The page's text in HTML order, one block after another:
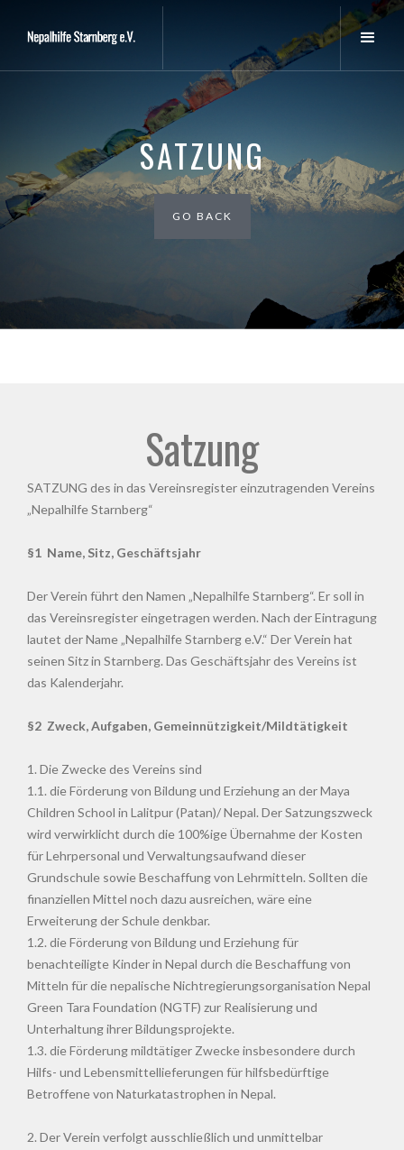
SATZUNG
GO BACK
Satzung
SATZUNG des in das Vereinsregister einzutragenden Vereins
„Nepalhilfe Starnberg“
§1 Name, Sitz, Geschäftsjahr
Der Verein führt den Namen „Nepalhilfe Starnberg“. Er soll in
das Vereinsregister eingetragen werden. Nach der Eintragung
lautet der Name „Nepalhilfe Starnberg e.V.“ Der Verein hat
seinen Sitz in Starnberg. Das Geschäftsjahr des Vereins ist
das Kalenderjahr.
§2 Zweck, Aufgaben, Gemeinnützigkeit/Mildtätigkeit
1. Die Zwecke des Vereins sind
1.1. die Förderung von Bildung und Erziehung an der Maya
Children School in Lalitpur (Patan)/ Nepal. Der Satzungszweck
wird verwirklicht durch die 100%ige Übernahme der Kosten
für Lehrpersonal und Verwaltungsaufwand dieser
Grundschule sowie Beschaffung von Lehrmitteln. Sollten die
finanziellen Mittel noch dazu ausreichen, wäre eine
Erweiterung der Schule denkbar.
1.2. die Förderung von Bildung und Erziehung für
benachteiligte Kinder in Nepal durch die Beschaffung von
Mitteln für die nepalische Nichtregierungsorganisation Nepal
Green Tara Foundation (NGTF) zur Realisierung und
Unterhaltung ihrer Bildungsprojekte.
1.3. die Förderung mildtätiger Zwecke insbesondere durch
Hilfs- und Lebensmittellieferungen für hilfsbedürftige
Betroffene von Naturkatastrophen in Nepal.
2. Der Verein verfolgt ausschließlich und unmittelbar